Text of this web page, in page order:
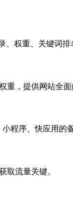
权重、关键词排
，提供网站全
程序、快应用的
取流量关键。